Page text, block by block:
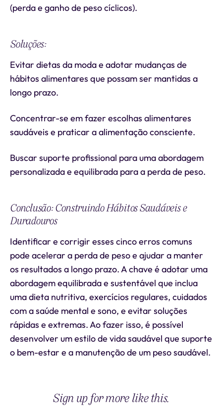
(perda e ganho de peso cíclicos).
Soluções:
Evitar dietas da moda e adotar mudanças de
hábitos alimentares que possam ser mantidas a
longo prazo.
Concentrar-se em fazer escolhas alimentares
saudáveis e praticar a alimentação consciente.
Buscar suporte profissional para uma abordagem
personalizada e equilibrada para a perda de peso.
Conclusão: Construindo Hábitos Saudáveis e
Duradouros
Identificar e corrigir esses cinco erros comuns
pode acelerar a perda de peso e ajudar a manter
os resultados a longo prazo. A chave é adotar uma
abordagem equilibrada e sustentável que inclua
uma dieta nutritiva, exercícios regulares, cuidados
com a saúde mental e sono, e evitar soluções
rápidas e extremas. Ao fazer isso, é possível
desenvolver um estilo de vida saudável que suporte
o bem-estar e a manutenção de um peso saudável.
Sign up for more like this.